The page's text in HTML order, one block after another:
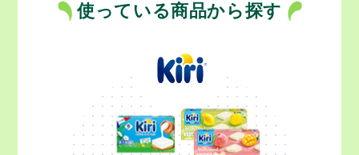
使っている商品から探す